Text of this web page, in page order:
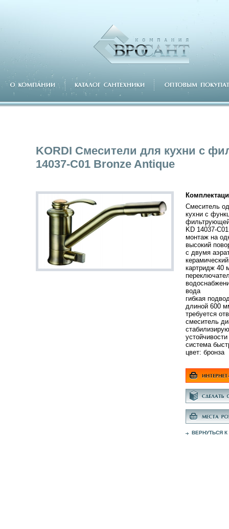
KORDI Смесители для кухни с
14037-C01 Bronze Antique
Смеситель
кухни с
KD 14037-
монтаж на
высокий
с двумя
картридж 40
вода
гибкая
длиной 600
требуется
смеситель
система
цвет: бронза
ВЕРНУТЬСЯ К